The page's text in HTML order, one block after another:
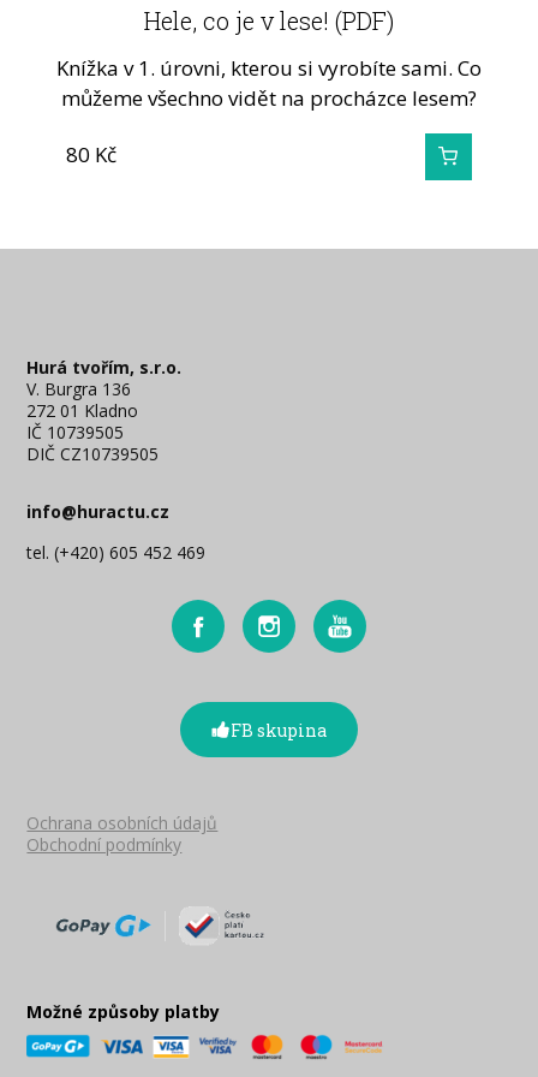
Hele, co je v lese! (PDF)
Knížka v 1. úrovni, kterou si vyrobíte sami. Co
můžeme všechno vidět na procházce lesem?
80 Kč
Hurá tvořím, s.r.o.
V. Burgra 136
272 01 Kladno
IČ 10739505
DIČ CZ10739505
info@huractu.cz
tel. (+420) 605 452 469
FB skupina
Ochrana osobních údajů
Obchodní podmínky
Možné způsoby platby